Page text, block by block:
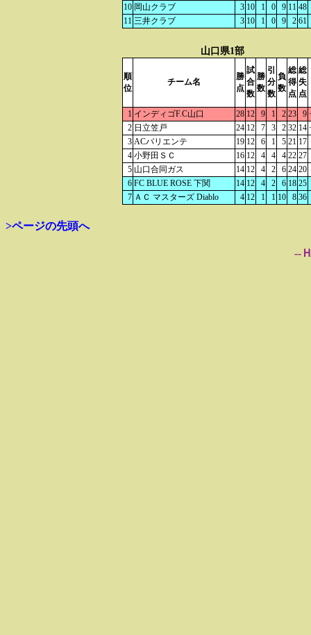
10 岡山クラブ 3 10 1 0 9 11 48
11 三井クラブ 3 10 1 0 9 2 61
山口県1部
順
位
チーム名
勝
点
試
合
数
勝
数
引
分
数
負
数
総
得
点
総
失
点
1 インディゴF.C山口 28 12 9 1 2 23 9
2 日立笠戸 24 12 7 3 2 32 14
3 ACバリエンテ 19 12 6 1 5 21 17
4 小野田ＳＣ 16 12 4 4 4 22 27
5 山口合同ガス 14 12 4 2 6 24 20
6 FC BLUE ROSE 下関 14 12 4 2 6 18 25
7 ＡＣ マスターズ Diablo 4 12 1 1 10 8 36
>ページの先頭へ
--